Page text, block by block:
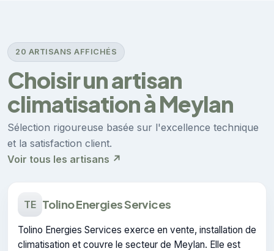
20 ARTISANS AFFICHÉS
Choisir un artisan
climatisation à Meylan
Sélection rigoureuse basée sur l'excellence technique
et la satisfaction client.
Voir tous les artisans ↗
TE Tolino Energies Services
Tolino Energies Services exerce en vente, installation de
climatisation et couvre le secteur de Meylan. Elle est